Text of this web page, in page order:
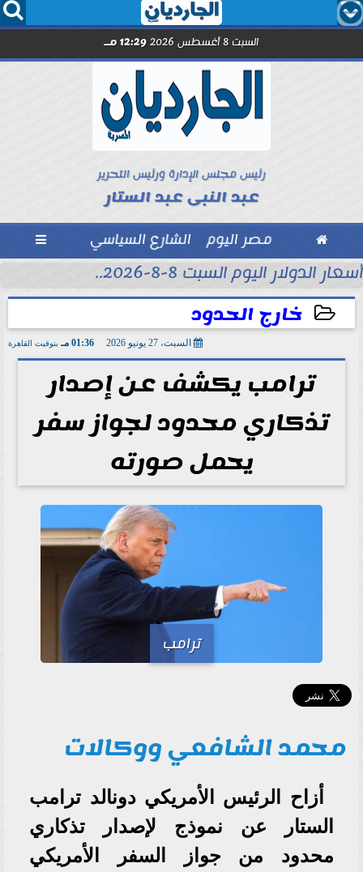
  
السبت 8 أغسطس 2026 12:29 مـ
رئيس مجلس الإدارة ورئيس التحرير
عبد النبى عبد الستار
 مصر اليوم الشارع السياسي 
أسعار الدولار اليوم السبت 8-8-2026..
خارج الحدود
السبت، 27 يونيو 2026 01:36 مـ بتوقيت القاهرة
ترامب يكشف عن إصدار
تذكاري محدود لجواز سفر
يحمل صورته
ترامب
محمد الشافعي ووكالات
أزاح الرئيس الأمريكي دونالد ترامب
الستار عن نموذج لإصدار تذكاري
محدود من جواز السفر الأمريكي